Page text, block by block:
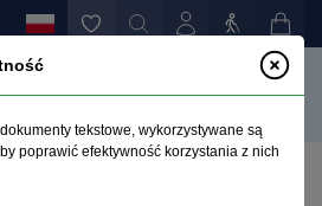
tekstowe, wykorzystywane są
poprawić efektywność korzystania z nich